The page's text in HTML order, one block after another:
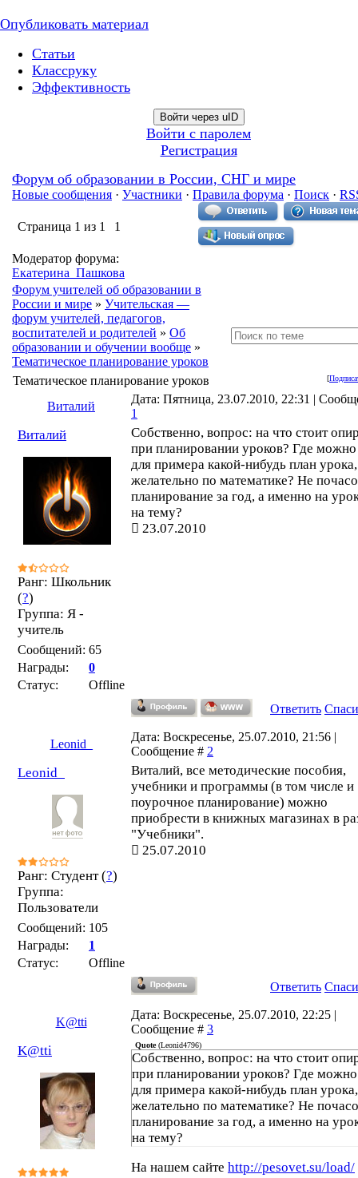
Опубликовать материал
Статьи
Классруку
Эффективность
Войти через uID
Войти с паролем
Регистрация
Форум об образовании в России, СНГ и мире
Новые сообщения · Участники · Правила форума · Поиск ·
Страница 1 из 1 1
Модератор форума:
Екатерина_Пашкова
Форум учителей об образовании в
России и мире » Учительская —
форум учителей, педагогов,
воспитателей и родителей » Об
образовании и обучении вообще »
Тематическое планирование уроков
[
Тематическое планирование уроков
Виталий
Дата: Пятница, 23.07.2010, 22:31 |
1
Виталий
Ранг: Школьник
(?)
Группа: Я -
учитель
Сообщений: 65
Награды:
0
Статус:
Offline
Собственно, вопрос: на что стоит
при планировании уроков? Где можно
для примера какой-нибудь план урока,
желательно по математике? Не
планирование за год, а именно на
на тему?
23.07.2010
Ответить
Leonid_
Дата: Воскресенье, 25.07.2010, 21:56 |
Сообщение # 2
Leonid_
Ранг: Студент (?)
Группа:
Пользователи
Сообщений: 105
Награды:
1
Статус:
Offline
Виталий, все методические пособия,
учебники и программы (в том числе и
поурочное планирование) можно
приобрести в книжных магазинах в
"Учебники".
25.07.2010
Ответить
K@tti
Дата: Воскресенье, 25.07.2010, 22:25 |
Сообщение # 3
K@tti Quote(Leonid4796)
Собственно, вопрос: на что стоит
при планировании уроков? Где можно
для примера какой-нибудь план урока,
желательно по математике? Не
планирование за год, а именно на
на тему?
На нашем сайте http://pesovet.su/load/